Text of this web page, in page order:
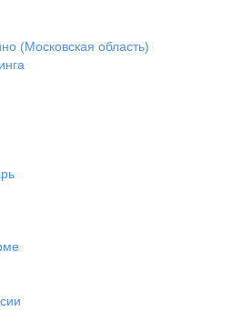
(Московская область)